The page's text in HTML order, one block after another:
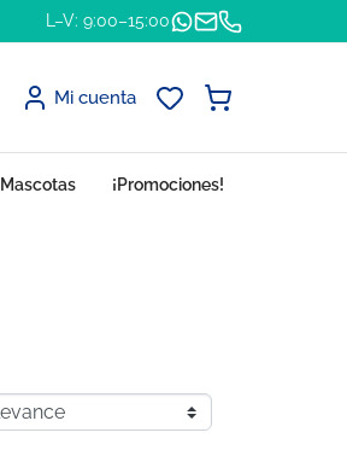
L–V: 9:00–15:00
Mi cuenta
Mascotas ¡Promociones!